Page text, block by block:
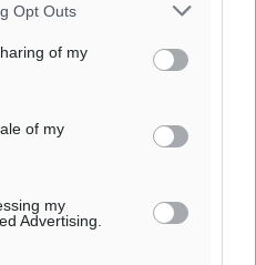
Opt Outs
of my
of my
my
Advertising.
ετών εφημέριος στον
Παστίδας Μιχαήλ